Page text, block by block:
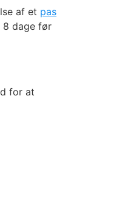
af et pas
8 dage før
for at